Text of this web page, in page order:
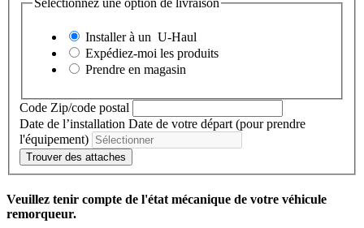
Sélectionnez une option de livraison
Installer à un U-Haul
Expédiez-moi les produits
Prendre en magasin
Code Zip/code postal
Date de l’installation Date de votre départ (pour prendre
l'équipement)
Trouver des attaches
Veuillez tenir compte de l'état mécanique de votre véhicule
remorqueur.